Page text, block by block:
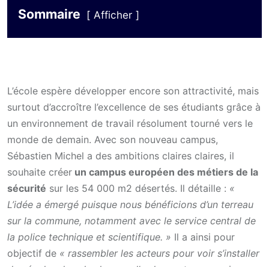
Sommaire Afficher
L’école espère développer encore son attractivité, mais
surtout d’accroître l’excellence de ses étudiants grâce à
un environnement de travail résolument tourné vers le
monde de demain. Avec son nouveau campus,
Sébastien Michel a des ambitions claires claires, il
souhaite créer un campus européen des métiers de la
sécurité sur les 54 000 m2 désertés. Il détaille : «
L’idée a émergé puisque nous bénéficions d’un terreau
sur la commune, notamment avec le service central de
la police technique et scientifique. » Il a ainsi pour
objectif de « rassembler les acteurs pour voir s’installer